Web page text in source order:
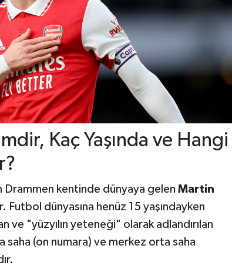
Kaç Yaşında ve Hangi
kentinde dünyaya gelen Martin
Futbol dünyasına henüz 15 yaşındayken
ve "yüzyılın yeteneği" olarak adlandırılan
saha (on numara) ve merkez orta saha